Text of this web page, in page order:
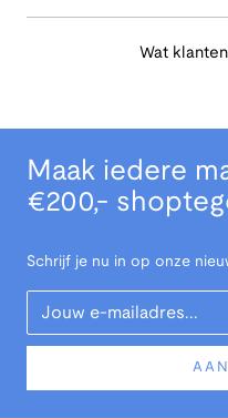
Wat
Maak iedere
€200,-
Schrijf je nu in op onze
Your Email